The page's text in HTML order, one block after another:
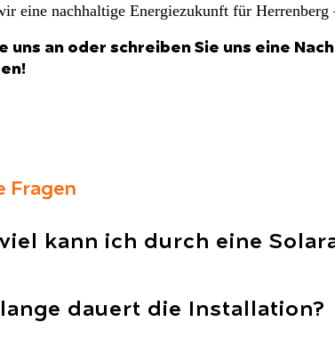
eine nachhaltige Energiezukunft für
uns an oder schreiben Sie uns eine
Fragen
kann ich durch eine
dauert die Installation?